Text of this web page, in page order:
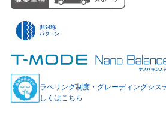
ラベリング制度・グレーディングシス
しくはこちら